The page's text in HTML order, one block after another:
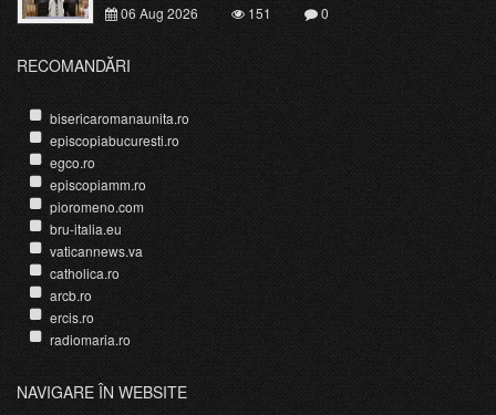
06 Aug 2026 151 0
RECOMANDĂRI
bisericaromanaunita.ro
episcopiabucuresti.ro
egco.ro
episcopiamm.ro
pioromeno.com
bru-italia.eu
vaticannews.va
catholica.ro
arcb.ro
ercis.ro
radiomaria.ro
NAVIGARE ÎN WEBSITE